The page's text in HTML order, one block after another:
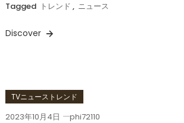
Tagged トレンド , ニュース
Discover
TVニューストレンド
2023年10月4日 phi72110